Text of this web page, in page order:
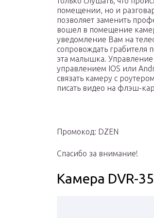
помещении, но и
позволяет заменить
вошел в помещение
уведомление Вам на
сопровождать грабителя
эта малышка.
управлением IOS или
связать камеру с
писать видео на флэш-
Промокод: DZEN
Спасибо за внимание!
Камера DVR-